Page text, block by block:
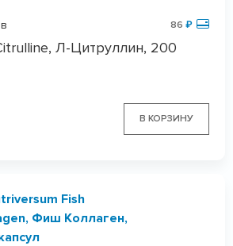
86 ₽
Л-Цитруллин, 200
В КОРЗИНУ